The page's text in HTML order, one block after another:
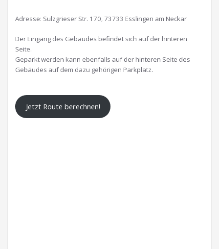
Adresse: Sulzgrieser Str. 170, 73733 Esslingen am Neckar
Der Eingang des Gebäudes befindet sich auf der hinteren
Seite.
Geparkt werden kann ebenfalls auf der hinteren Seite des
Gebäudes auf dem dazu gehörigen Parkplatz.
Jetzt Route berechnen!